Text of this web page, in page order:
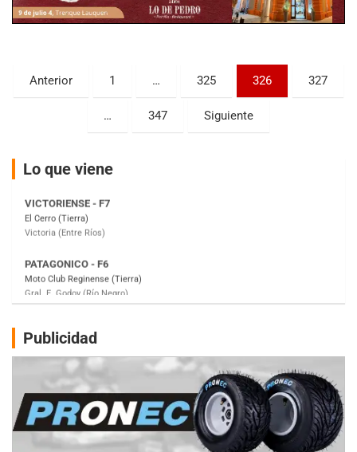
Paginación
de
entradas
Anterior 1 … 325 326 327
… 347 Siguiente
Lo que viene
KDO - F6
ENTRERRIANO - F6 (POSTERGADA)
Parque de la Velocidad (Asfalto)
El Cerro (Tierra)
Victoria (Entre Ríos)
PATAGONICO - F6
Moto Club Reginense (Tierra)
Gral. E. Godoy (Río Negro)
CSK - F7
Juventud Unida (Tierra)
Humboldt (Santa Fe)
Ciudad de Avellaneda (Asfalto)
Avellaneda (Santa Fe)
SUR SANTAFESINO - F4
José Samuel Sánchez (Tierra)
Rufino (Santa Fe)
Publicidad